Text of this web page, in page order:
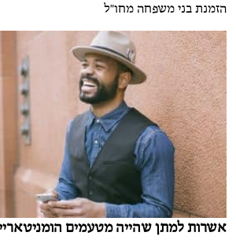
הזמנת בני משפחה מחו"ל
אשרות למתן שהייה מטעמים